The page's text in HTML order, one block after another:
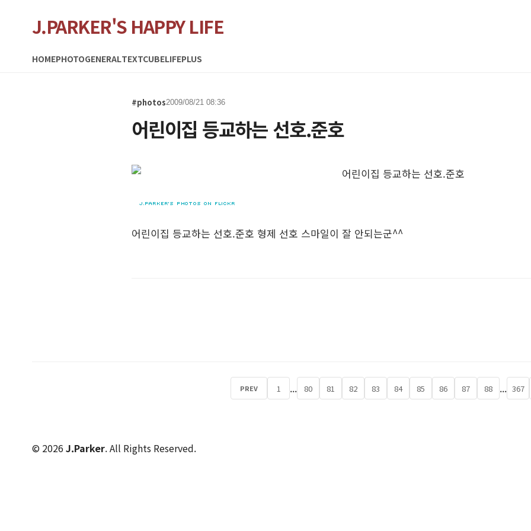
J.PARKER'S HAPPY LIFE
HOMEPHOTOGENERALTEXTCUBELIFEPLUS
#photos2009/08/21 08:36
어린이집 등교하는 선호.준호
어린이집 등교하는 선호.준호 형제 선호 스마일이 잘 안되는군^^
PREV 1 ... 80 81 82 83 84 85 86 87 88 ... 367
© 2026 J.Parker. All Rights Reserved.